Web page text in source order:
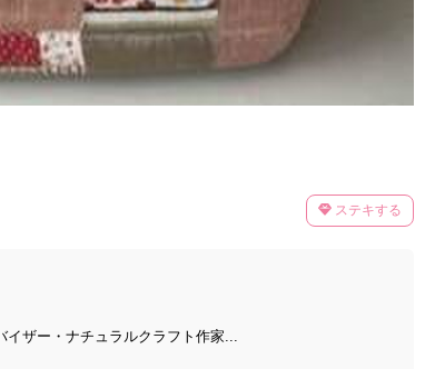
ステキする
ザー・ナチュラルクラフト作家...